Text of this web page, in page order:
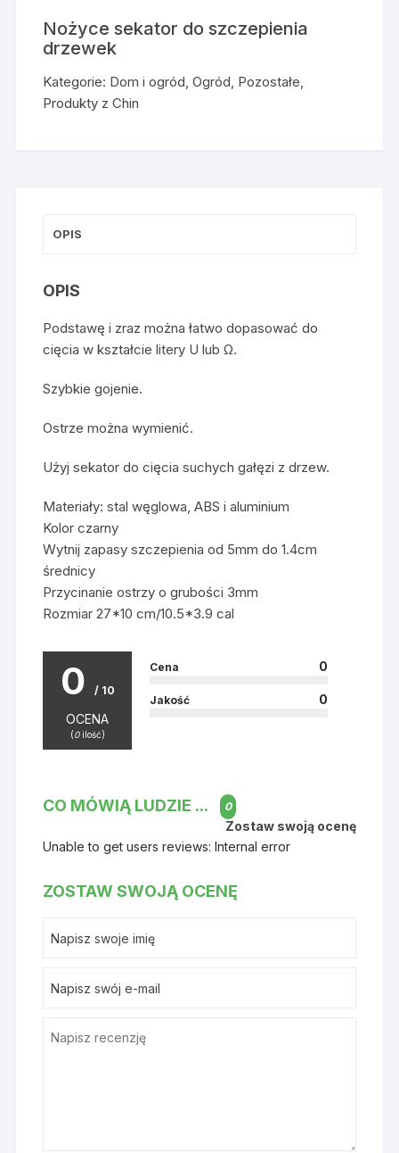
Nożyce sekator do szczepienia
drzewek
Kategorie: Dom i ogród,Ogród, Pozostałe,
Produkty z Chin
OPIS
OPIS
Podstawę i zraz można łatwo dopasować do
cięcia w kształcie litery U lub Ω.
Szybkie gojenie.
Ostrze można wymienić.
Użyj sekator do cięcia suchych gałęzi z drzew.
Materiały: stal węglowa, ABS i aluminium
Kolor czarny
Wytnij zapasy szczepienia od 5mm do 1.4cm
średnicy
Przycinanie ostrzy o grubości 3mm
Rozmiar 27*10 cm/10.5*3.9 cal
0 / 10
OCENA
(0ilość)
Cena 0
Jakość 0
CO MÓWIĄ LUDZIE ... 0
Zostaw swoją ocenę
Unable to get users reviews: Internal error
ZOSTAW SWOJĄ OCENĘ